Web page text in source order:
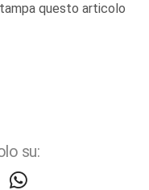
questo articolo
su: